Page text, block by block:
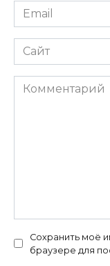
Email
*
Сайт
Комментарий
Сохранить моё
браузере для